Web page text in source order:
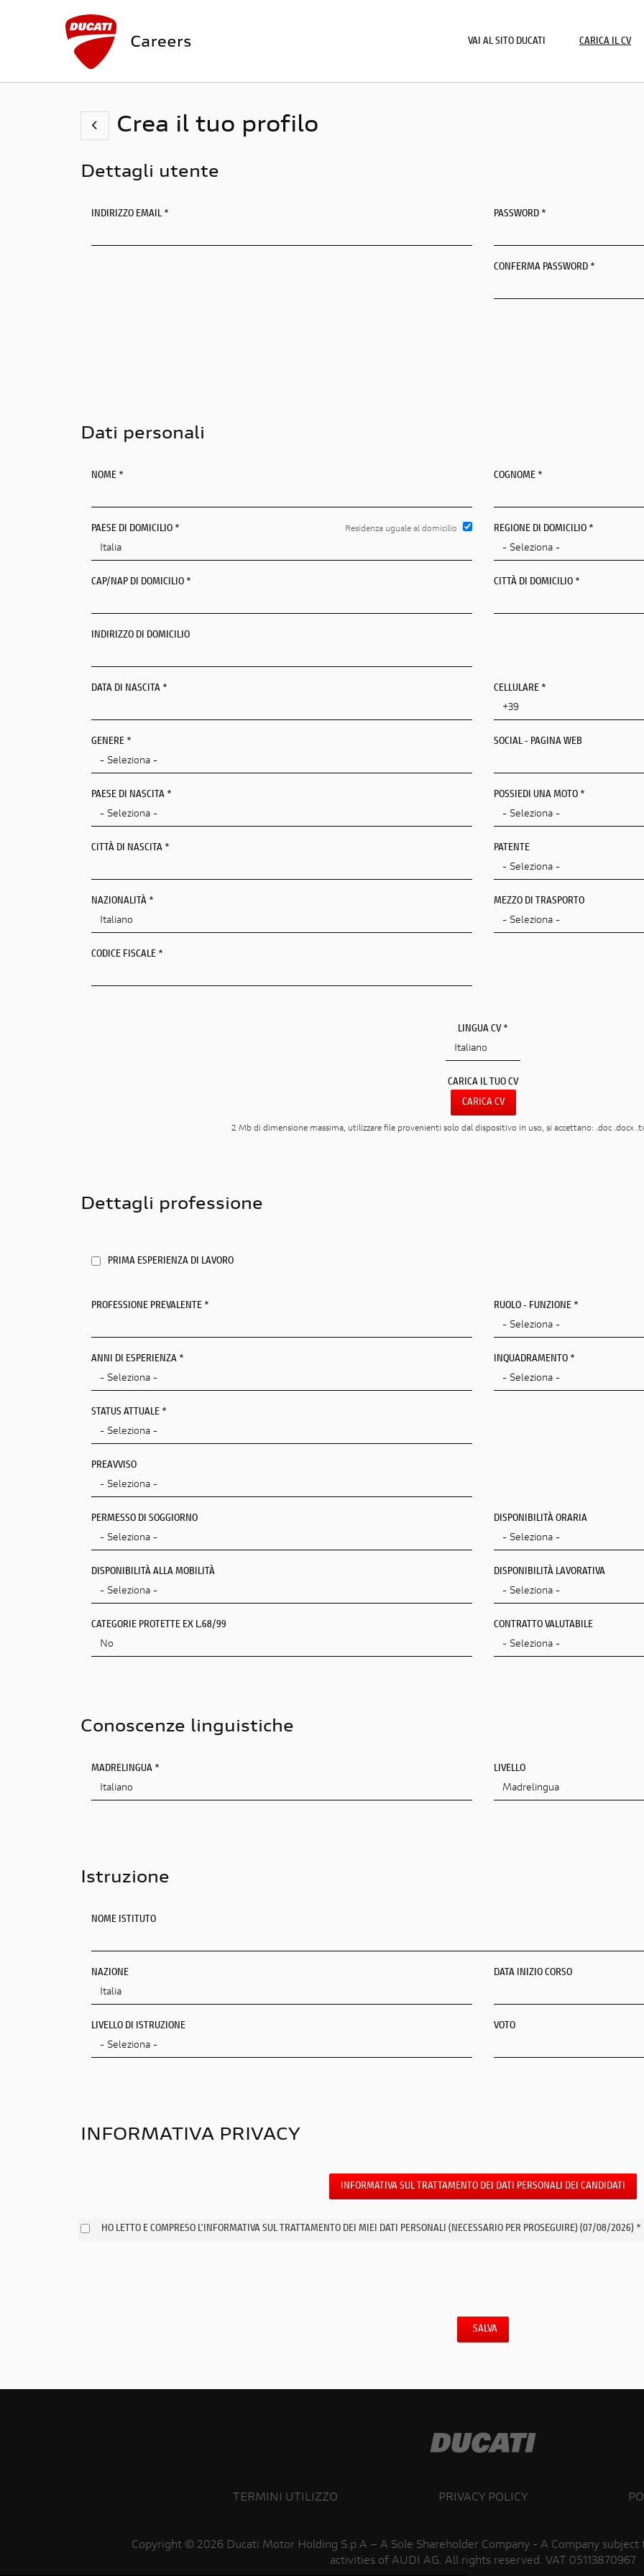
VAI AL SITO DUCATI CARICA IL CV
Crea il tuo profilo
Dettagli utente
INDIRIZZO EMAIL * PASSWORD *
CONFERMA PASSWORD *
Dati personali
NOME * COGNOME *
PAESE DI DOMICILIO * Residenza uguale al domicilio REGIONE DI DOMICILIO *
CAP/NAP DI DOMICILIO * CITTÀ DI DOMICILIO *
INDIRIZZO DI DOMICILIO
REGIONE/CANTONE DI RESIDENZA *
CAP/NAP DI RESIDENZA
Città Di Residenza
INDIRIZZO DI RESIDENZA
DATA DI NASCITA *
GENERE *
PAESE DI NASCITA *
CITTÀ DI NASCITA *
NAZIONALITÀ *
CODICE FISCALE *
CELLULARE *
SOCIAL - PAGINA WEB
POSSIEDI UNA MOTO *
PATENTE
MEZZO DI TRASPORTO
LINGUA CV *
CARICA IL TUO CV
CARICA CV
2 Mb di dimensione massima, utilizzare file provenienti solo dal dispositivo in uso, si accettano: .doc .docx
Dettagli professione
PRIMA ESPERIENZA DI LAVORO
PROFESSIONE PREVALENTE * RUOLO - FUNZIONE *
ANNI DI ESPERIENZA *
STATUS ATTUALE *
PREAVVISO
INQUADRAMENTO *
PERMESSO DI SOGGIORNO
DISPONIBILITÀ ALLA MOBILITÀ
CATEGORIE PROTETTE EX L.68/99
DISPONIBILITÀ ORARIA
DISPONIBILITÀ LAVORATIVA
CONTRATTO VALUTABILE
Conoscenze linguistiche
MADRELINGUA * LIVELLO
Istruzione
NOME ISTITUTO
NAZIONE
LIVELLO DI ISTRUZIONE
DATA INIZIO CORSO
DATA DI RILASCIO DEL TITOLO
VOTO
INFORMATIVA PRIVACY
INFORMATIVA SUL TRATTAMENTO DEI DATI PERSONALI DEI CANDIDATI
HO LETTO E COMPRESO L’INFORMATIVA SUL TRATTAMENTO DEI MIEI DATI PERSONALI (NECESSARIO PER PROSEGUIRE) (07/08/2026) *
SALVA
TERMINI UTILIZZO PRIVACY POLICY
Copyright © 2026 Ducati Motor Holding S.p.A – A Sole Shareholder Company - A Company
activities of AUDI AG. All rights reserved. VAT 05113870967